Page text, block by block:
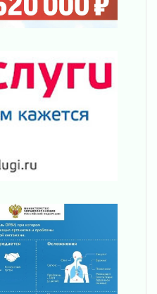
экспозиция к 150-
вампиров